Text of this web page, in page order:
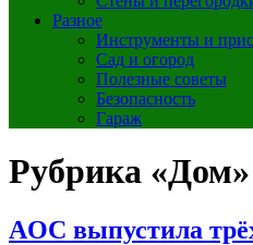
Разное
Инструменты и
Сад и огород
Полезные советы
Безопасность
Гараж
Рубрика «Дом»
AOC выпустила